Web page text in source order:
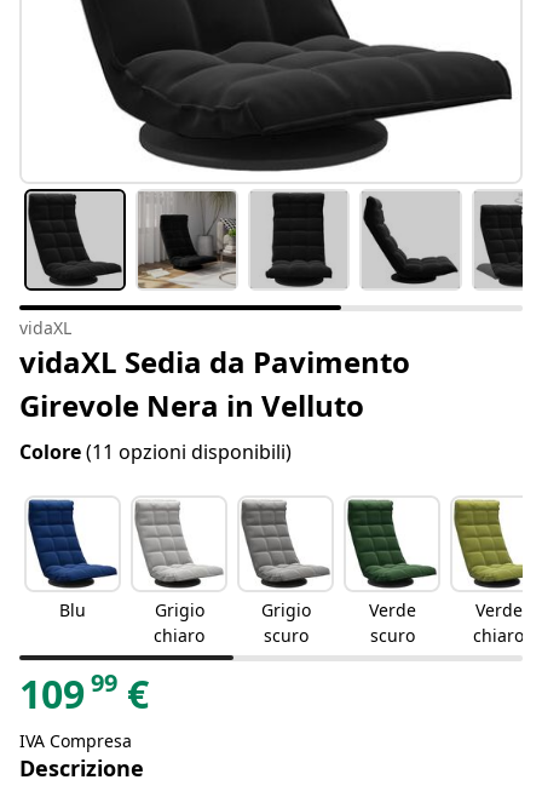
vidaXL
vidaXL Sedia da Pavimento
Girevole Nera in Velluto
Colore(11 opzioni disponibili)
Blu
Grigio
chiaro
Grigio
scuro
Verde
scuro
Verde
chiaro
10999 €
IVA Compresa
Descrizione